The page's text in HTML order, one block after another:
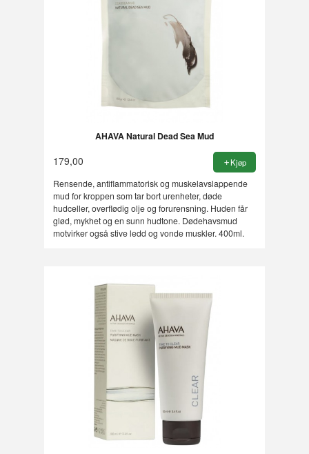
AHAVA Natural Dead Sea Mud
179,00 Kjøp
Rensende, antiflammatorisk og muskelavslappende
mud for kroppen som tar bort urenheter, døde
hudceller, overflødig olje og forurensning. Huden får
glød, mykhet og en sunn hudtone. Dødehavsmud
motvirker også stive ledd og vonde muskler. 400ml.